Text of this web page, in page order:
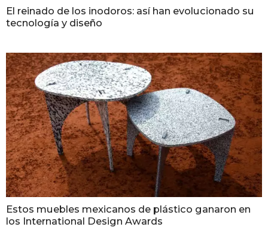
El reinado de los inodoros: así han evolucionado su
tecnología y diseño
Estos muebles mexicanos de plástico ganaron en
los International Design Awards